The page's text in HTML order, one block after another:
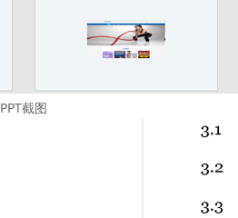
PPT截图